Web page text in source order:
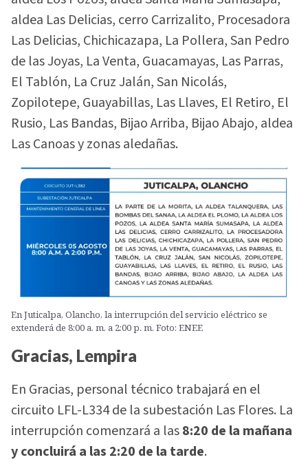
aldea Las Delicias, cerro Carrizalito, Procesadora
Las Delicias, Chichicazapa, La Pollera, San Pedro
de las Joyas, La Venta, Guacamayas, Las Parras,
El Tablón, La Cruz Jalán, San Nicolás,
Zopilotepe, Guayabillas, Las Llaves, El Retiro, El
Rusio, Las Bandas, Bijao Arriba, Bijao Abajo, aldea
Las Canoas y zonas aledañas.
En Juticalpa, Olancho, la interrupción del servicio eléctrico se
extenderá de 8:00 a. m. a 2:00 p. m. Foto: ENEE
Gracias, Lempira
En Gracias, personal técnico trabajará en el
circuito LFL-L334 de la subestación Las Flores. La
interrupción comenzará a las8:20 de la mañana
y concluirá a las 2:20 de la tarde.